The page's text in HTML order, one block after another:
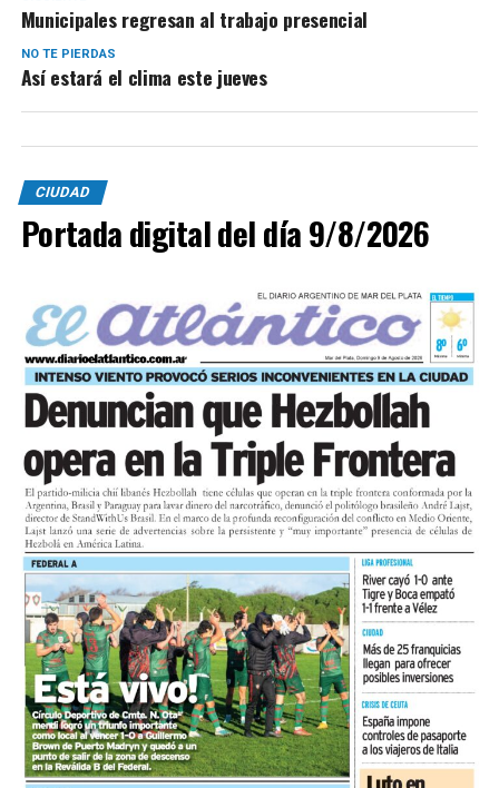
Municipales regresan al trabajo presencial
NO TE PIERDAS
Así estará el clima este jueves
CIUDAD
Portada digital del día 9/8/2026